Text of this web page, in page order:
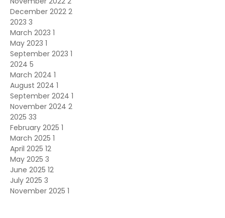
December 2022 2
2023 3
March 2023 1
May 2023 1
September 2023 1
2024 5
March 2024 1
August 2024 1
September 2024 1
November 2024 2
2025 33
February 2025 1
March 2025 1
April 2025 12
May 2025 3
June 2025 12
July 2025 3
November 2025 1